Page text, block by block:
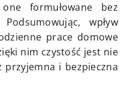
formułowane bez
wpływ
prace domowe
nim czystość jest nie
i bezpieczna